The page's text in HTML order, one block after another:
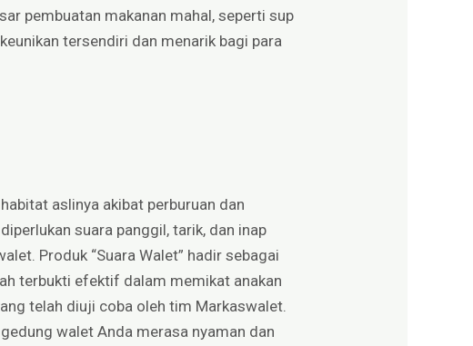
pembuatan makanan mahal, seperti sup
tersendiri dan menarik bagi para
aslinya akibat perburuan dan
suara panggil, tarik, dan inap
Produk “Suara Walet” hadir sebagai
terbukti efektif dalam memikat anakan
telah diuji coba oleh tim Markaswalet.
walet Anda merasa nyaman dan